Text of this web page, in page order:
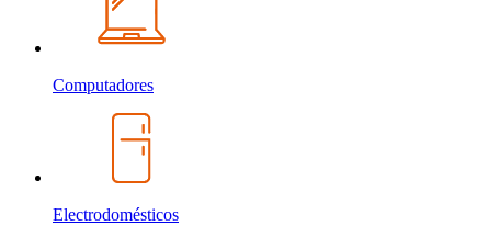
Computadores
Electrodomésticos